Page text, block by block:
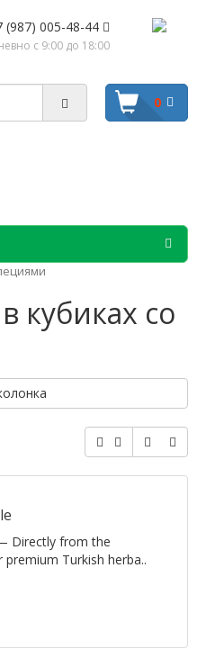
(987) 005-48-44
с 9:00 до 18:00
0
кубиках со
Directly from the
Turkish herba..